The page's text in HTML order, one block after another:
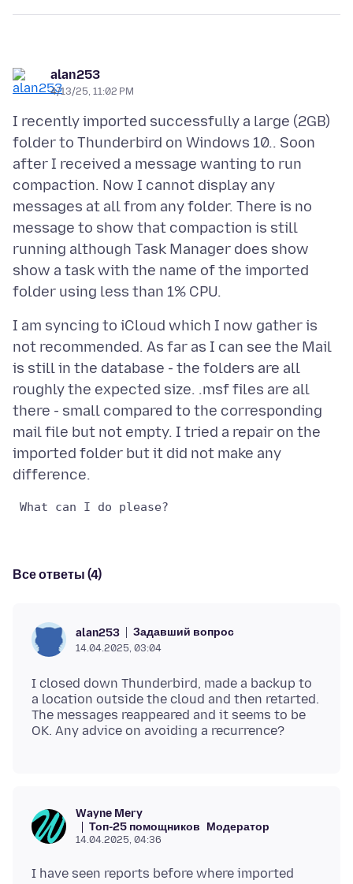
alan253
4/13/25, 11:02 PM
I recently imported successfully a large (2GB)
folder to Thunderbird on Windows 10.. Soon
after I received a message wanting to run
compaction. Now I cannot display any
messages at all from any folder. There is no
message to show that compaction is still
running although Task Manager does show
show a task with the name of the imported
I am syncing to iCloud which I now gather is
not recommended. As far as I can see the Mail
is still in the database - the folders are all
roughly the expected size. .msf files are all
there - small compared to the corresponding
mail file but not empty. I tried a repair on the
imported folder but it did not make any
Все ответы (4)
alan253 Задавший вопрос
14.04.2025, 03:04
I closed down Thunderbird, made a backup to
a location outside the cloud and then retarted.
The messages reappeared and it seems to be
Wayne Mery
Топ-25 помощников Модератор
14.04.2025, 04:36
I have seen reports before where imported